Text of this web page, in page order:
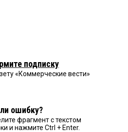
подписку
«Коммерческие вести»
ошибку?
фрагмент с текстом
и нажмите Ctrl + Enter.